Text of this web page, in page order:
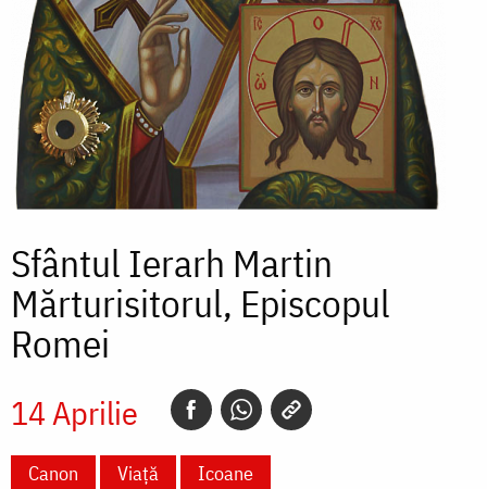
Sfântul Ierarh Martin
Mărturisitorul, Episcopul
Romei
14 Aprilie
Canon Viață
Icoane